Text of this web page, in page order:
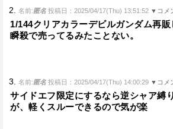
2. 名前:匿名 投稿日：2025/04/17(Thu) 13:51:52 ▼コメ
1/144クリアカラーデビルガンダム再販
瞬殺で売ってるみたことない。
3. 名前:匿名 投稿日：2025/04/17(Thu) 14:00:29 ▼コメ
サイドエフ限定にするなら逆シャア縛
が、軽くスルーできるので気が楽